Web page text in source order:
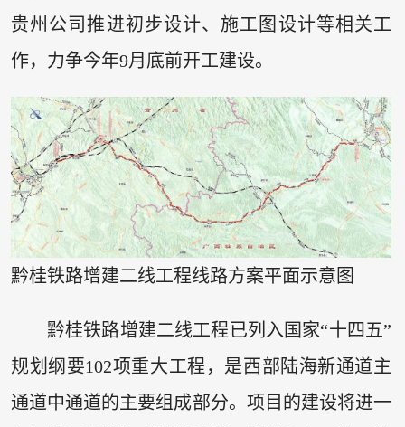
贵州公司推进初步设计、施工图设计等相关工
作，力争今年9月底前开工建设。
黔桂铁路增建二线工程线路方案平面示意图
黔桂铁路增建二线工程已列入国家“十四五”
规划纲要102项重大工程，是西部陆海新通道主
通道中通道的主要组成部分。项目的建设将进一